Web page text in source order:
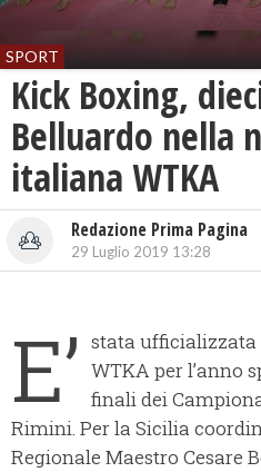
SPORT
Kick Boxing,
Belluardo nella
italiana WTKA
Redazione Prima Pagina
29 Luglio 2019 13:28
E’ stata
WTKA per l’anno
finali dei
Rimini. Per la Sicilia
Regionale Maestro Cesare